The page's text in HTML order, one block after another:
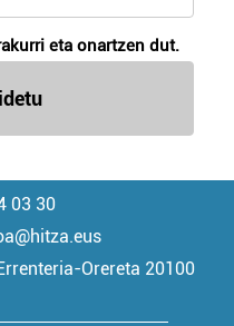
eta onartzen dut.
03 30
Orereta 20100